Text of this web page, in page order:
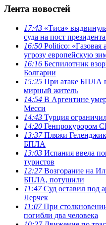
Лента новостей
17:43 «Тиса»
суда на пост
16:50 Politico: «Газовая
угрозу европейскую
16:16 Беспилотник
Болгарии
15:25 При атаке БПЛА
мирный житель
14:54 В Аргентине
Месси
14:43 Турция
14:20 Генпрокурором
13:37Пляжи
БПЛА
13:03 Испания ввела
туристов
12:27Возгорание на
БПЛА, потушили
11:47Суд оставил под
Лерчек
11:07При
погибли два человека